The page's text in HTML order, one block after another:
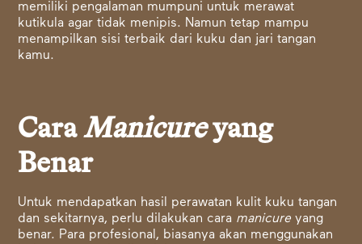
memiliki pengalaman mumpuni untuk merawat
kutikula agar tidak menipis. Namun tetap mampu
menampilkan sisi terbaik dari kuku dan jari tangan
kamu.
CaraManicureyang
Benar
Untuk mendapatkan hasil perawatan kulit kuku tangan
dan sekitarnya, perlu dilakukan cara manicure yang
benar. Para profesional, biasanya akan menggunakan